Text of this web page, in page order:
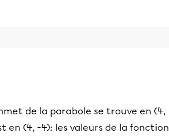
de la parabole se trouve en (4,
en (4, -4): les valeurs de la fonction